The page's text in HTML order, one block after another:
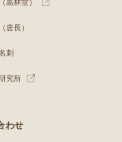
黒林堂）
唐長）
刺
究所
わせ